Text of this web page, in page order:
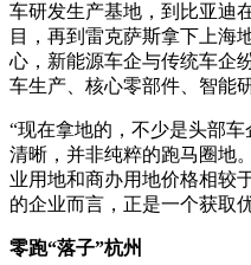
车研发生产基地，到比亚迪
目，再到雷克萨斯拿下上海
心，新能源车企与传统车企
车生产、核心零部件、智能
“现在拿地的，不少是头部
清晰，并非纯粹的跑马圈地
业用地和商办用地价格相较
的企业而言，正是一个获取
零跑“落子”杭州